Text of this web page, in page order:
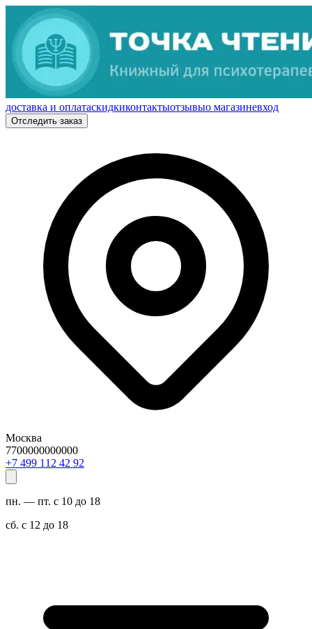
доставка и оплатаскидкиконтактыотзывыо магазиневход
Отследить заказ
Москва
7700000000000
29 24 211 994 7+
пн. — пт. с 10 до 18
сб. с 12 до 18